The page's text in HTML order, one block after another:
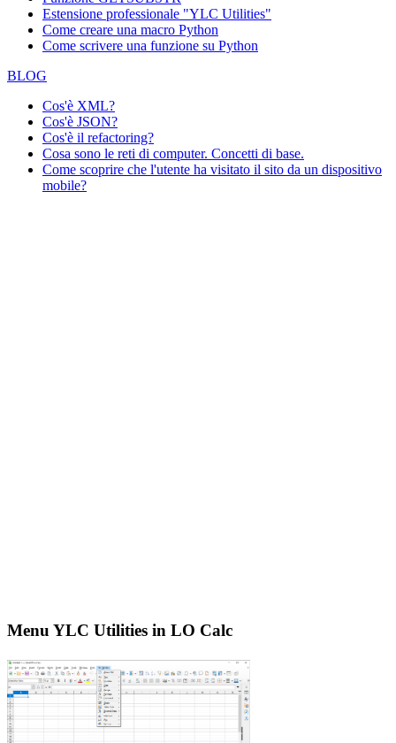
Estensione professionale "YLC Utilities"
Come creare una macro Python
Come scrivere una funzione su Python
BLOG
Cos'è XML?
Cos'è JSON?
Cos'è il refactoring?
Cosa sono le reti di computer. Concetti di base.
Come scoprire che l'utente ha visitato il sito da un dispositivo
mobile?
Menu YLC Utilities in LO Calc